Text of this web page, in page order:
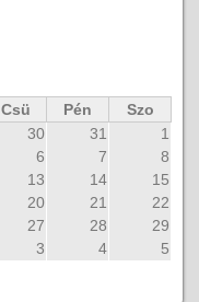
Csü Pén
Szo
30 31
1
6 7
8
13 14
15
20 21
22
27 28
29
3 4 5